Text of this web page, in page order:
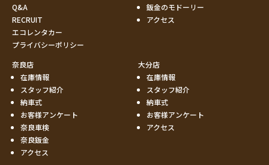
Q&A
RECRUIT
エコレンタカー
プライバシーポリシー
鈑金のモドーリー
アクセス
奈良店
在庫情報
スタッフ紹介
納車式
お客様アンケート
奈良車検
奈良鈑金
アクセス
大分店
在庫情報
スタッフ紹介
納車式
お客様アンケート
アクセス